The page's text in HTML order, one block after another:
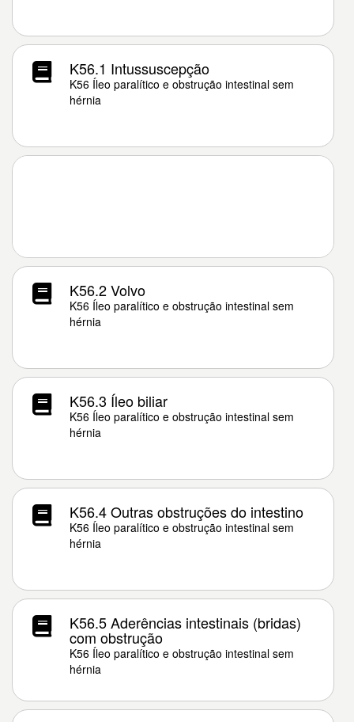
K56.1 Intussuscepção
K56 Íleo paralítico e obstrução intestinal sem
hérnia
K56.2 Volvo
K56 Íleo paralítico e obstrução intestinal sem
hérnia
K56.3 Íleo biliar
K56 Íleo paralítico e obstrução intestinal sem
hérnia
K56.4 Outras obstruções do intestino
K56 Íleo paralítico e obstrução intestinal sem
hérnia
K56.5 Aderências intestinais (bridas)
com obstrução
K56 Íleo paralítico e obstrução intestinal sem
hérnia